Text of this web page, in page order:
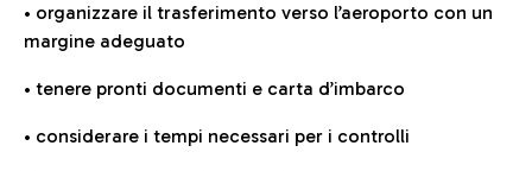
• organizzare il trasferimento verso l’aeroporto con un
margine adeguato
• tenere pronti documenti e carta d’imbarco
• considerare i tempi necessari per i controlli